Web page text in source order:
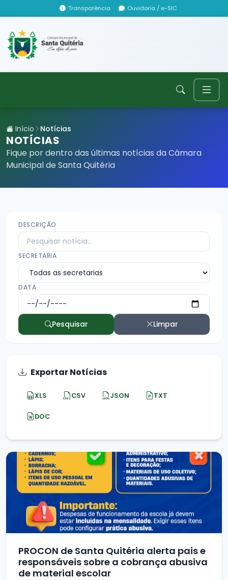
Transparência Ouvidoria / e-SIC
Início Notícias
NOTÍCIAS
Fique por dentro das últimas notícias da Câmara
Municipal de Santa Quitéria
DESCRIÇÃO
SECRETARIA
DATA
Pesquisar Limpar
Exportar Notícias
XLS CSV JSON TXT
DOC
PROCON de Santa Quitéria alerta pais e
responsáveis sobre a cobrança abusiva
de material escolar